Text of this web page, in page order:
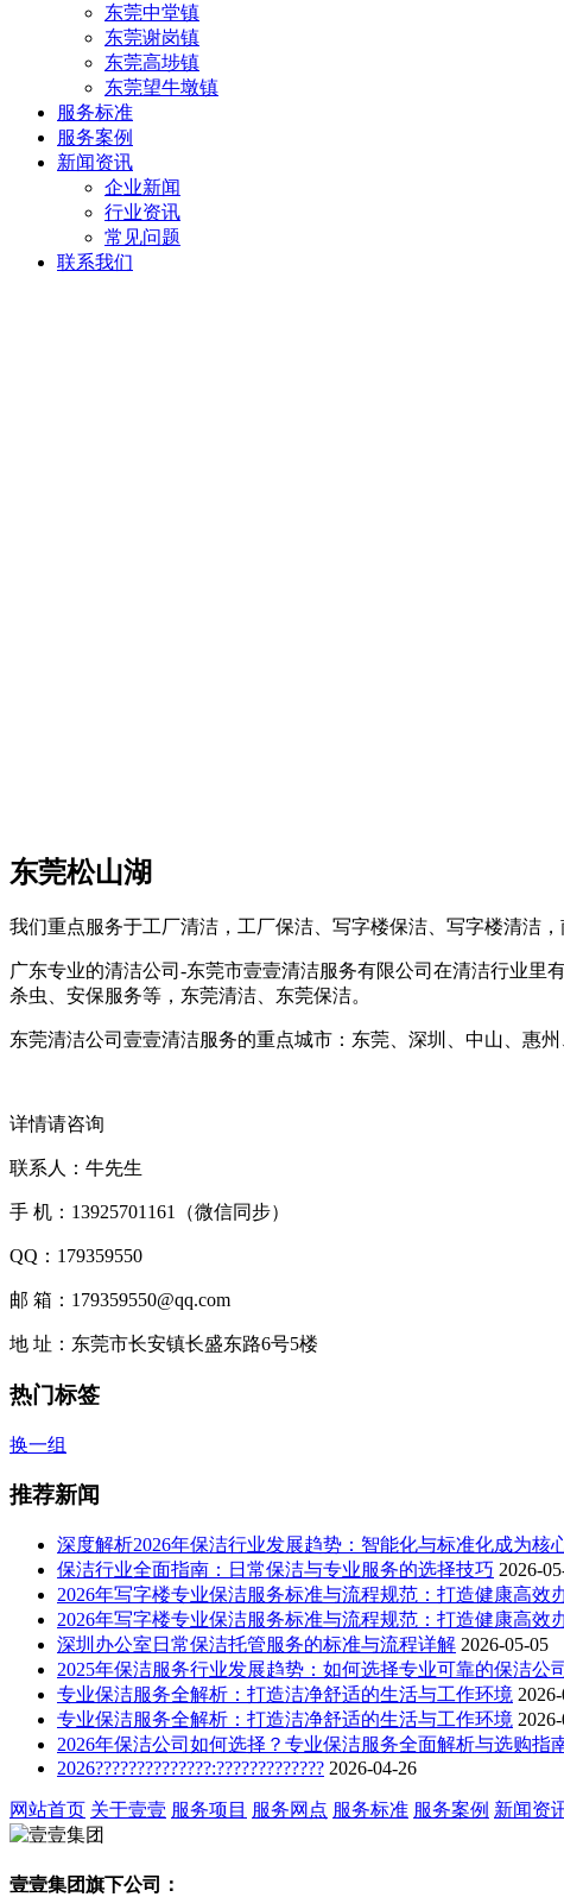
东莞中堂镇
东莞谢岗镇
东莞高埗镇
东莞望牛墩镇
服务标准
服务案例
新闻资讯
企业新闻
行业资讯
常见问题
联系我们
东莞松山湖
我们重点服务于工厂清洁，工厂保洁、写字楼保洁、写字楼清洁
广东专业的清洁公司-东莞市壹壹清洁服务有限公司在清洁行业里
杀虫、安保服务等，东莞清洁、东莞保洁。
东莞清洁公司壹壹清洁服务的重点城市：东莞、深圳、中山、惠州
详情请咨询
联系人：牛先生
手 机：13925701161（微信同步）
QQ：179359550
邮 箱：179359550@qq.com
地 址：东莞市长安镇长盛东路6号5楼
热门标签
换一组
推荐新闻
深度解析2026年保洁行业发展趋势：智能化与标准化成为核
保洁行业全面指南：日常保洁与专业服务的选择技巧 2026-
2026年写字楼专业保洁服务标准与流程规范：打造健康高效
2026年写字楼专业保洁服务标准与流程规范：打造健康高效
深圳办公室日常保洁托管服务的标准与流程详解 2026-05-05
2025年保洁服务行业发展趋势：如何选择专业可靠的保洁公
专业保洁服务全解析：打造洁净舒适的生活与工作环境
专业保洁服务全解析：打造洁净舒适的生活与工作环境
2026年保洁公司如何选择？专业保洁服务全面解析与选购指
2026??????????????:????????????? 2026-04-26
网站首页 关于壹壹 服务项目 服务网点 服务标准 服务案例 新闻资
壹壹集团旗下公司：